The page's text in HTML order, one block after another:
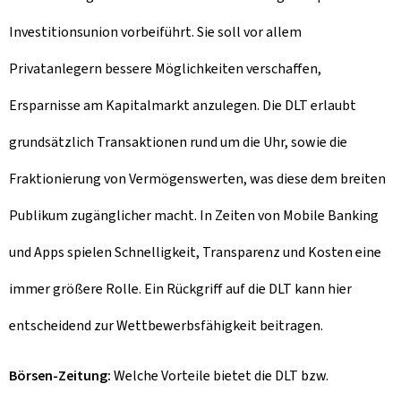
Investitionsunion vorbeiführt. Sie soll vor allem
Privatanlegern bessere Möglichkeiten verschaffen,
Ersparnisse am Kapitalmarkt anzulegen. Die DLT erlaubt
grundsätzlich Transaktionen rund um die Uhr, sowie die
Fraktionierung von Vermögenswerten, was diese dem breiten
Publikum zugänglicher macht. In Zeiten von Mobile Banking
und Apps spielen Schnelligkeit, Transparenz und Kosten eine
immer größere Rolle. Ein Rückgriff auf die DLT kann hier
entscheidend zur Wettbewerbsfähigkeit beitragen.
Börsen-Zeitung:Welche Vorteile bietet die DLT bzw.